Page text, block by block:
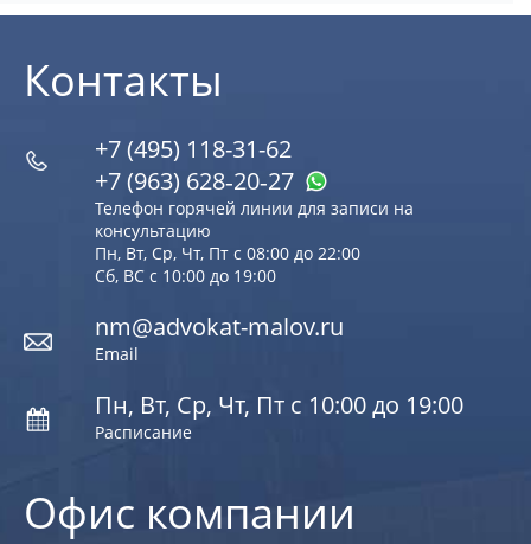
Офис компании
Контакты
+7 (495) 118-31-62
+7 (963) 628‑20‑27
Телефон горячей линии для записи на
консультацию
Пн, Вт, Ср, Чт, Пт с 08:00 до 22:00
Сб, ВС с 10:00 до 19:00
nm@advokat-malov.ru
Email
Пн, Вт, Ср, Чт, Пт с 10:00 до 19:00
Расписание